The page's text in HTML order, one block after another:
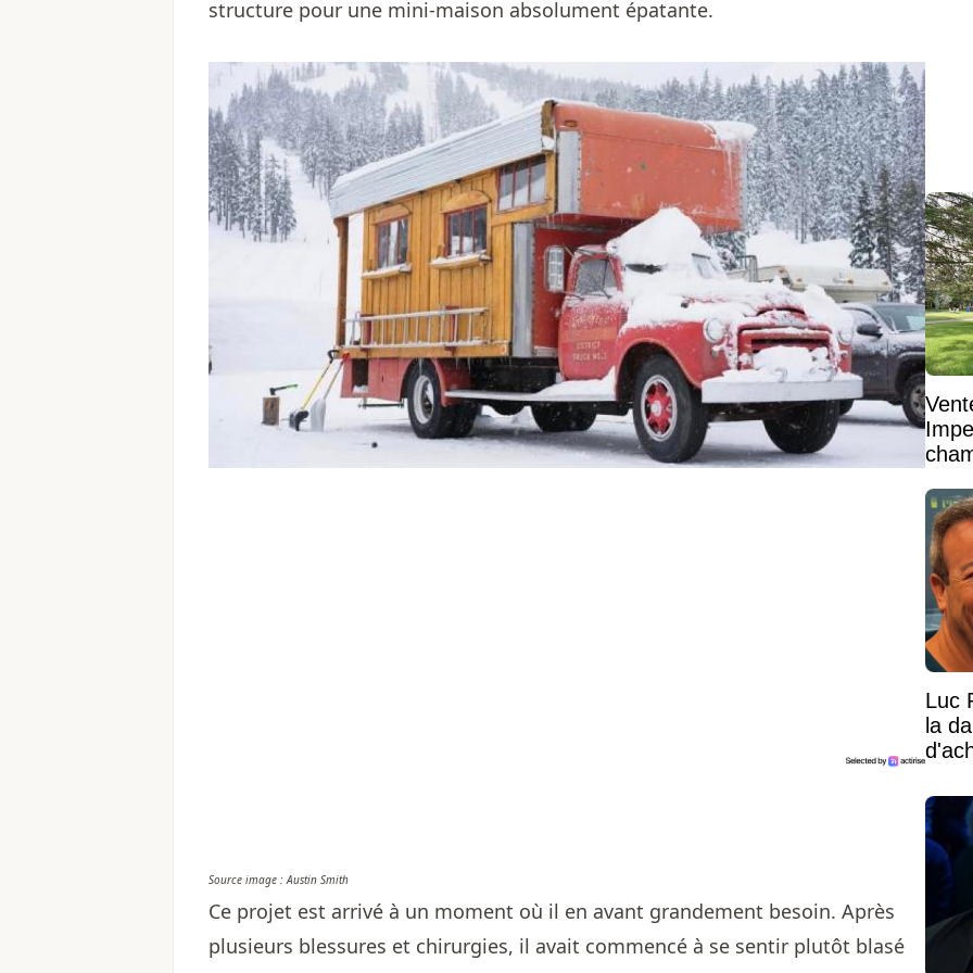
structure pour une mini-maison absolument épatante.
Source image : Austin Smith
Ce projet est arrivé à un moment où il en avant grandement besoin. Après
plusieurs blessures et chirurgies, il avait commencé à se sentir plutôt blasé
Luc
la